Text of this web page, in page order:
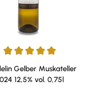
5 SternenBewertung
Gelber Muskateller
12,5% vol. 0,75l